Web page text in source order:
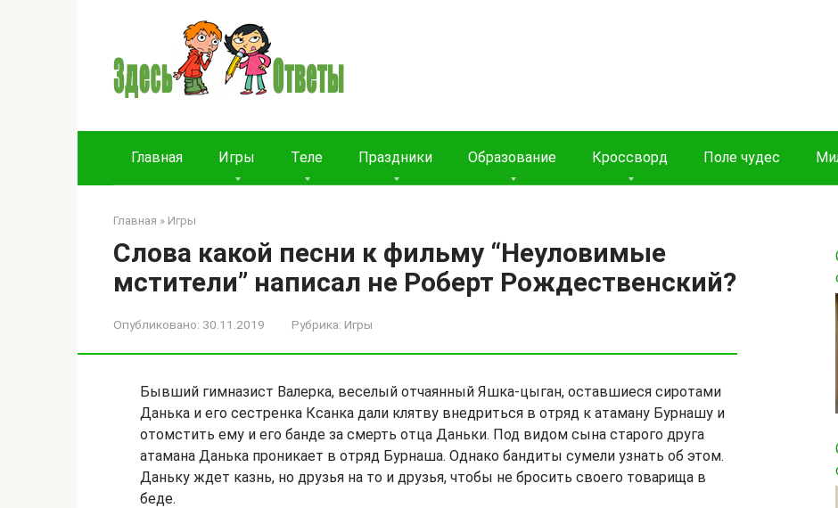
Главная Игры Теле Праздники Образование Кроссворд Поле чудес
Главная » Игры
Слова какой песни к фильму “Неуловимые
мстители” написал не Роберт Рождественский?
Опубликовано: 30.11.2019 Рубрика: Игры
Бывший гимназист Валерка, веселый отчаянный Яшка-цыган, оставшиеся сиротами
Данька и его сестренка Ксанка дали клятву внедриться в отряд к атаману Бурнашу и
отомстить ему и его банде за смерть отца Даньки. Под видом сына старого друга
атамана Данька проникает в отряд Бурнаша. Однако бандиты сумели узнать об этом.
Даньку ждет казнь, но друзья на то и друзья, чтобы не бросить своего товарища в
беде.